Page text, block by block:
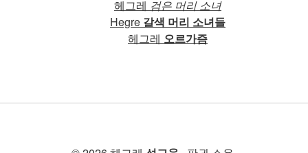
헤그레 검은 머리 소녀
Hegre 갈색 머리 소녀들
헤그레 오르가즘